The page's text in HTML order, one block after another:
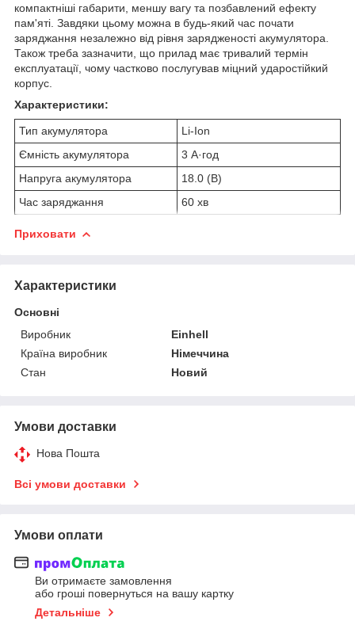
компактніші габарити, меншу вагу та позбавлений ефекту
пам'яті. Завдяки цьому можна в будь-який час почати
заряджання незалежно від рівня зарядженості акумулятора.
Також треба зазначити, що прилад має тривалий термін
експлуатації, чому частково послугував міцний ударостійкий
корпус.
Характеристики:
Тип акумулятора
Li-Ion
Ємність акумулятора
3 А·год
Напруга акумулятора
18.0 (В)
Час заряджання
60 хв
Приховати
Характеристики
Основні
Виробник
Einhell
Країна виробник
Німеччина
Стан
Новий
Умови доставки
Нова Пошта
Всі умови доставки
Умови оплати
Ви отримаєте замовлення
або гроші повернуться на вашу картку
Детальніше